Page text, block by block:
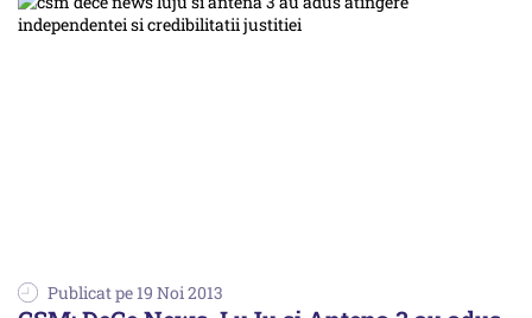
Publicat pe 19 Noi 2013